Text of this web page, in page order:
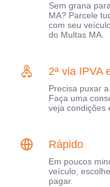
Sem grana
MA? Parcele
com seu
do Multas MA.
2ª via IPVA
Precisa puxar
Faça uma
veja condições
Rápido
Em poucos
veículo,
pagar.